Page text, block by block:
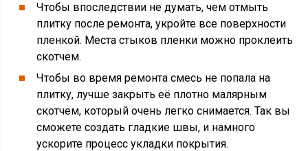
Чтобы впоследствии не думать, чем отмыть
плитку после ремонта, укройте все поверхности
пленкой. Места стыков пленки можно проклеить
скотчем.
Чтобы во время ремонта смесь не попала на
плитку, лучше закрыть её плотно малярным
скотчем, который очень легко снимается. Так вы
сможете создать гладкие швы, и намного
ускорите процесс укладки покрытия.